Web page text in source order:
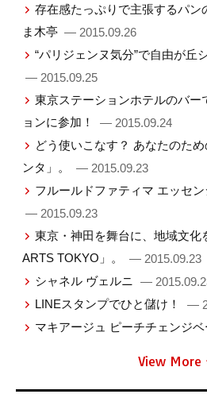
存在感たっぷりで主張するパン
ま木亭 — 2015.09.26
“パリジェンヌ気分”で自由が丘
— 2015.09.25
東京ステーションホテルのバー
ョンに参加！
— 2015.09.24
どう使いこなす？ あなたのた
ンタ」。
— 2015.09.23
フルールドファティマ エッセ
— 2015.09.23
東京・神田を舞台に、地域文化
ARTS TOKYO」。
— 2015.09.23
シャネル ヴェルニ —
LINEスタンプでひと儲け！
—
マキアージュ ピーチチェンジ
View More